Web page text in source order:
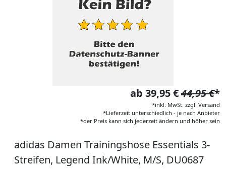
ab 39,95 €44,95 €*
*inkl. MwSt. zzgl. Versand
*Lieferzeit unterschiedlich - je nach Anbieter
*der Preis kann sich jederzeit ändern und höher sein
adidas Damen Trainingshose Essentials 3-
Streifen, Legend Ink/White, M/S, DU0687